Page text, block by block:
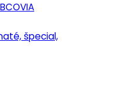
špecial,